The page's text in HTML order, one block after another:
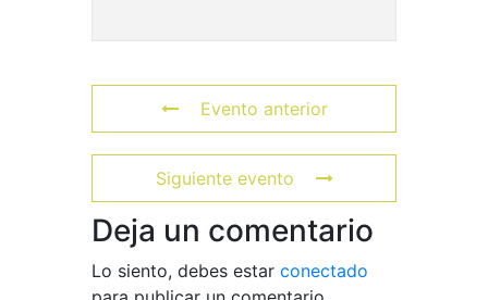
Evento anterior
Siguiente evento
Deja un comentario
Lo siento, debes estar conectado